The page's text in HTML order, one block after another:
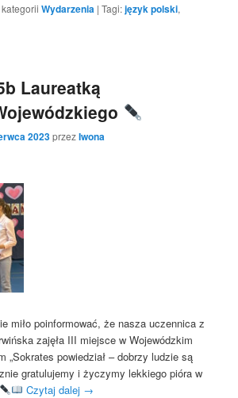
Wydarzenia |Tagi:język polski,
Laureatką
2023przezIwona
miło poinformować, że nasza uczennica z
zajęła III miejsce w Wojewódzkim
„Sokrates powiedział – dobrzy ludzie są
gratulujemy i życzymy lekkiego pióra w
Czytaj dalej →